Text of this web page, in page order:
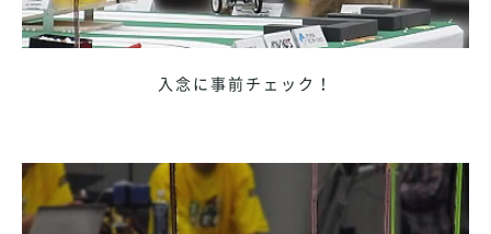
入念に事前チェック！